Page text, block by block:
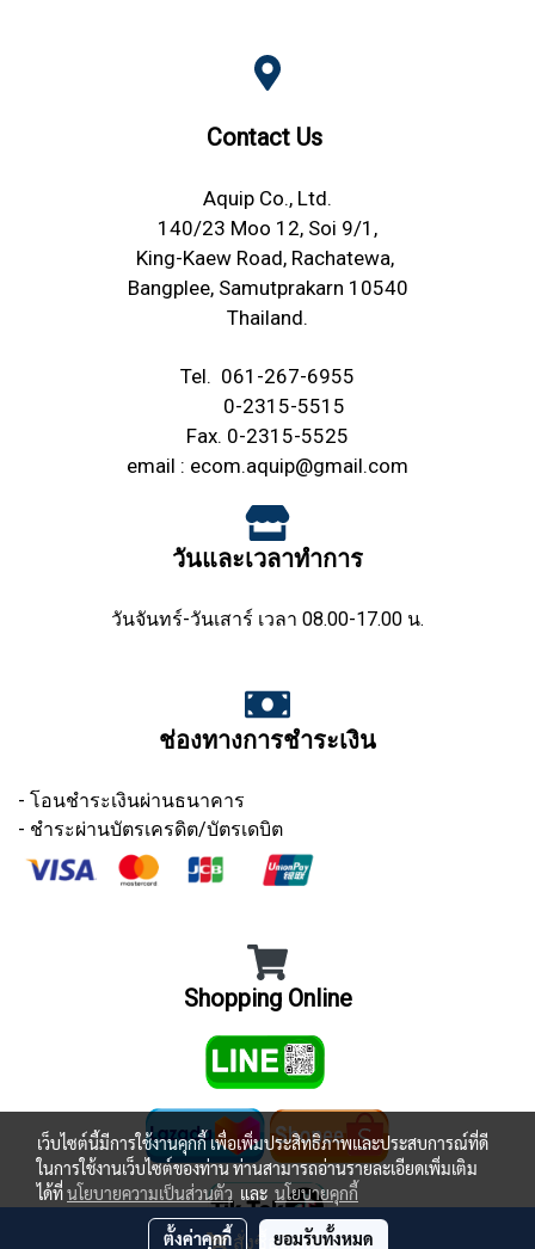
สั่งซื้อสินค้า
Contact Us
Aquip Co., Ltd.
140/23 Moo 12, Soi 9/1,
King-Kaew Road, Rachatewa,
Bangplee, Samutprakarn 10540
Thailand.
Tel. 061-267-6955
0-2315-5515
Fax. 0-2315-5525
email : ecom.aquip@gmail.com
วันและเวลาทำการ
วันจันทร์-วันเสาร์ เวลา 08.00-17.00 น.
ช่องทางการชำระเงิน
- โอนชำระเงินผ่านธนาคาร
- ชำระผ่านบัตรเครดิต/บัตรเดบิต
Shopping Online
เว็บไซต์นี้มีการใช้งานคุกกี้ เพื่อเพิ่มประสิทธิภาพและประสบการณ์ที่ดี
ในการใช้งานเว็บไซต์ของท่าน ท่านสามารถอ่านรายละเอียดเพิ่มเติม
ได้ที่นโยบายความเป็นส่วนตัว และ นโยบายคุกกี้
ตั้งค่าคุกกี้ ยอมรับทั้งหมด